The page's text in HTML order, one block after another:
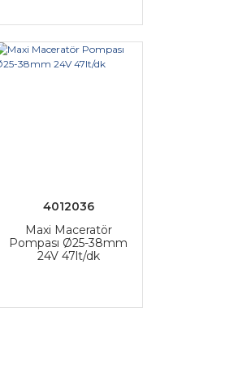
4012036
Maxi Maceratör
Pompası Ø25-38mm
24V 47lt/dk